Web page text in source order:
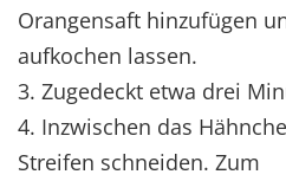
Orangensaft hinzufügen
aufkochen lassen.
3. Zugedeckt etwa drei
4. Inzwischen das
Streifen schneiden. Zum